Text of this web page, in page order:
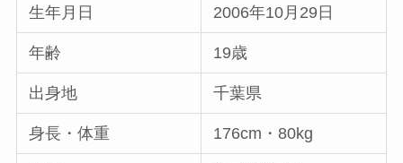
生年月日 2006年10月29日
年齢 19歳
出身地 千葉県
身長・体重 176cm・80kg